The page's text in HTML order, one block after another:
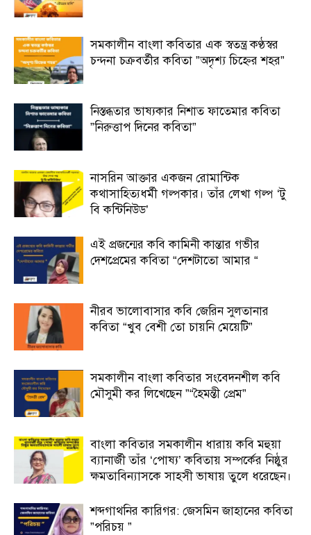
সমকালীন বাংলা কবিতার এক স্বতন্ত্র কণ্ঠস্বর
চন্দনা চক্রবর্তীর কবিতা ”অদৃশ্য চিহ্নের শহর”
নিস্তব্ধতার ভাষ্যকার নিশাত ফাতেমার কবিতা
”নিরুত্তাপ দিনের কবিতা”
নাসরিন আক্তার একজন রোমান্টিক
কথাসাহিত্যধর্মী গল্পকার। তাঁর লেখা গল্প ‘টু
বি কন্টিনিউড’
এই প্রজন্মের কবি কামিনী কান্তার গভীর
দেশপ্রেমের কবিতা “দেশটাতো আমার “
নীরব ভালোবাসার কবি জেরিন সুলতানার
কবিতা “খুব বেশী তো চায়নি মেয়েটি”
সমকালীন বাংলা কবিতার সংবেদনশীল কবি
মৌসুমী কর লিখেছেন ”“হৈমন্তী প্রেম”
বাংলা কবিতার সমকালীন ধারায় কবি মহুয়া
ব্যানার্জী তাঁর ‘পোষ্য’ কবিতায় সম্পর্কের নিষ্ঠুর
ক্ষমতাবিন্যাসকে সাহসী ভাষায় তুলে ধরেছেন।
শব্দগাথনির কারিগর: জেসমিন জাহানের কবিতা
”পরিচয় ”